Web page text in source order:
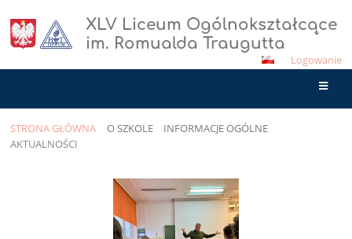
XLV Liceum Ogólnokształcące
im. Romualda Traugutta
Logowanie
STRONA GŁÓWNA O SZKOLE
INFORMACJE OGÓLNE
AKTUALNOŚCI